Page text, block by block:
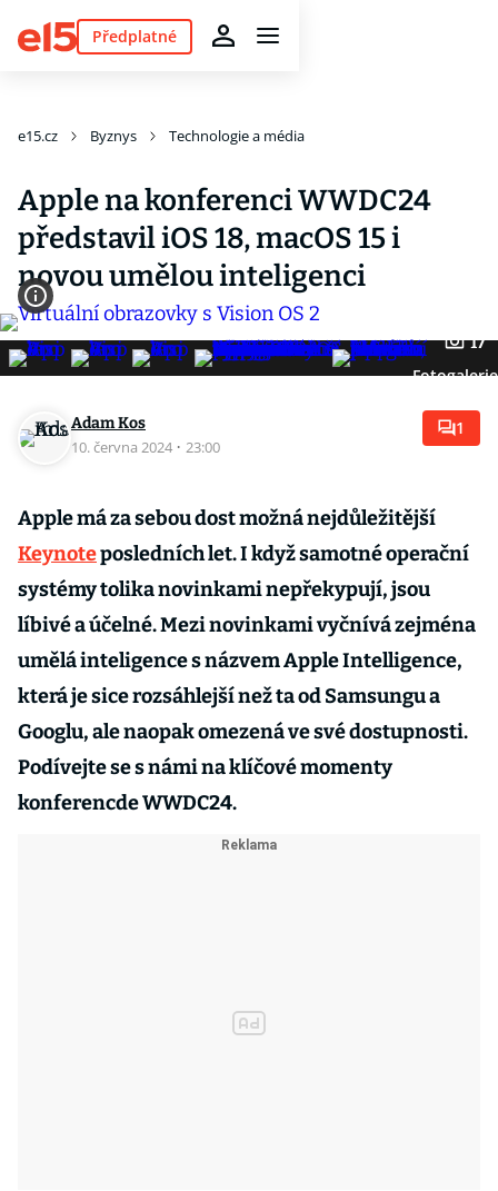
Předplatné
e15.cz Byznys Technologie a média
Apple na konferenci WWDC24
představil iOS 18, macOS 15 i
novou umělou inteligenci
17
Fotogalerie
Adam Kos
10. června 2024 · 23:00
1
Apple má za sebou dost možná nejdůležitější
Keynoteposledních let. I když samotné operační
systémy tolika novinkami nepřekypují, jsou
líbivé a účelné. Mezi novinkami vyčnívá zejména
umělá inteligence s názvem Apple Intelligence,
která je sice rozsáhlejší než ta od Samsungu a
Googlu, ale naopak omezená ve své dostupnosti.
Podívejte se s námi na klíčové momenty
konferencde WWDC24.